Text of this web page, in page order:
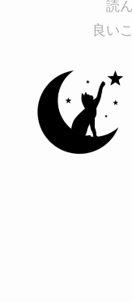
読
良い